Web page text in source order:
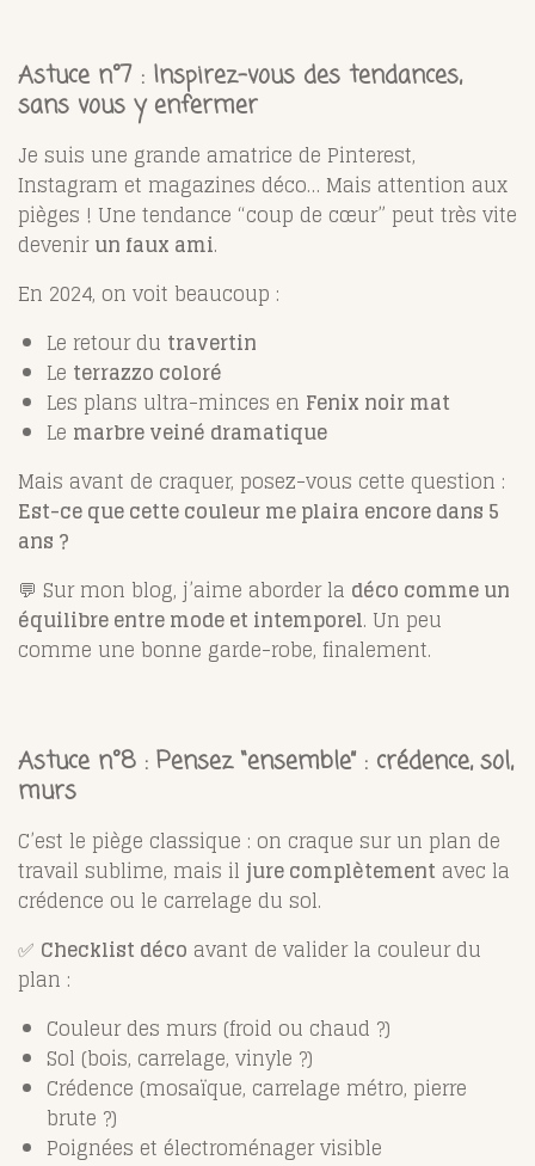
Astuce n°7 : Inspirez-vous des tendances,
sans vous y enfermer
Je suis une grande amatrice de Pinterest,
Instagram et magazines déco… Mais attention aux
pièges ! Une tendance “coup de cœur” peut très vite
devenirun faux ami.
En 2024, on voit beaucoup :
Le retour du travertin
Le terrazzo coloré
Les plans ultra-minces en Fenix noir mat
Le marbre veiné dramatique
Mais avant de craquer, posez-vous cette question :
Est-ce que cette couleur me plaira encore dans 5
ans ?
💬 Sur mon blog, j’aime aborder la déco comme un
équilibre entre mode et intemporel. Un peu
comme une bonne garde-robe, finalement.
Astuce n°8 : Pensez “ensemble” : crédence, sol,
murs
C’est le piège classique : on craque sur un plan de
travail sublime, mais il jure complètement avec la
crédence ou le carrelage du sol.
✅ Checklist déco avant de valider la couleur du
plan :
Couleur des murs (froid ou chaud ?)
Sol (bois, carrelage, vinyle ?)
Crédence (mosaïque, carrelage métro, pierre
brute ?)
Poignées et électroménager visible